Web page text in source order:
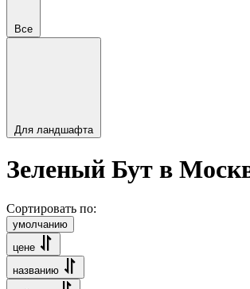
Все
Для ландшафта
Зеленый Бут в
Сортировать по:
умолчанию
цене
названию